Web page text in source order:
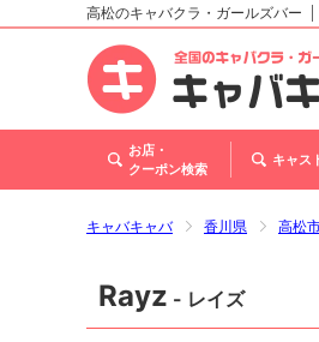
北海道
東北
甲信越・北陸
関西
高松のキャバクラ・ガールズバー
お店・
クーポン検索
キャス
キャバキャバ 香川県 高松
Rayz - レイズ